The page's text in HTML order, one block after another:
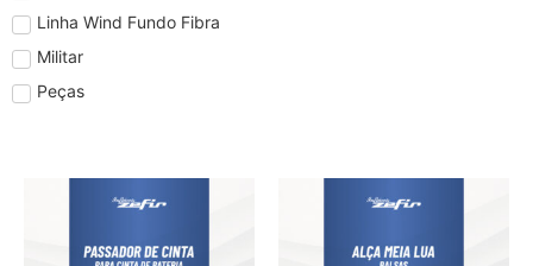
Linha Wind Fundo Fibra
Militar
Peças